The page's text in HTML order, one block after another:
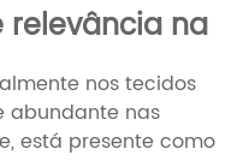
relevância na
nos tecidos
abundante nas
está presente como